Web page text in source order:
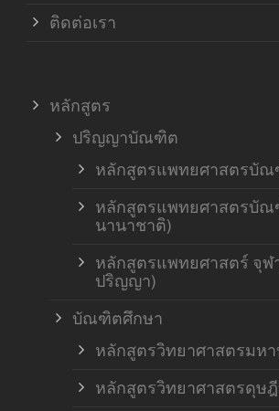
ติดต่อเรา
หลักสูตร
ปริญญาบัณฑิต
หลักสูตรแพทยศาสตรบั
หลักสูตรแพทยศาสตรบั
นานาชาติ)
หลักสูตรแพทยศาสตร์ จุฬ
ปริญญา)
บัณฑิตศึกษา
หลักสูตรวิทยาศาสตรมห
หลักสูตรวิทยาศาสตรดุ